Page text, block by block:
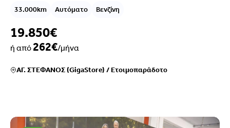
33.000km Αυτόματο Βενζίνη
19.850€
ή από262€/μήνα
ΑΓ. ΣΤΕΦΑΝΟΣ (GigaStore) /Ετοιμοπαράδοτο